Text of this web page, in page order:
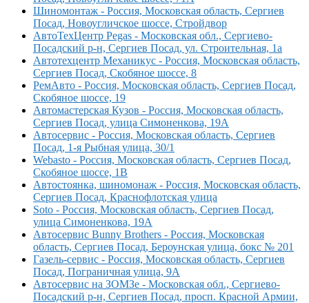
Шиномонтаж - Россия, Московская область, Сергиев
Посад, Новоугличское шоссе, Стройдвор
АвтоТехЦентр Pegas - Московская обл., Сергиево-
Посадский р-н, Сергиев Посад, ул. Строительная, 1а
Автотехцентр Механикус - Россия, Московская область,
Сергиев Посад, Скобяное шоссе, 8
РемАвто - Россия, Московская область, Сергиев Посад,
Скобяное шоссе, 19
Автомастерская Кузов - Россия, Московская область,
Сергиев Посад, улица Симоненкова, 19А
Автосервис - Россия, Московская область, Сергиев
Посад, 1-я Рыбная улица, 30/1
Webasto - Россия, Московская область, Сергиев Посад,
Скобяное шоссе, 1В
Автостоянка, шиномонаж - Россия, Московская область,
Сергиев Посад, Краснофлотская улица
Soto - Россия, Московская область, Сергиев Посад,
улица Симоненкова, 19А
Автосервис Bunny Brothers - Россия, Московская
область, Сергиев Посад, Бероунская улица, бокс № 201
Газель-сервис - Россия, Московская область, Сергиев
Посад, Пограничная улица, 9А
Автосервис на ЗОМЗе - Московская обл., Сергиево-
Посадский р-н, Сергиев Посад, просп. Красной Армии,